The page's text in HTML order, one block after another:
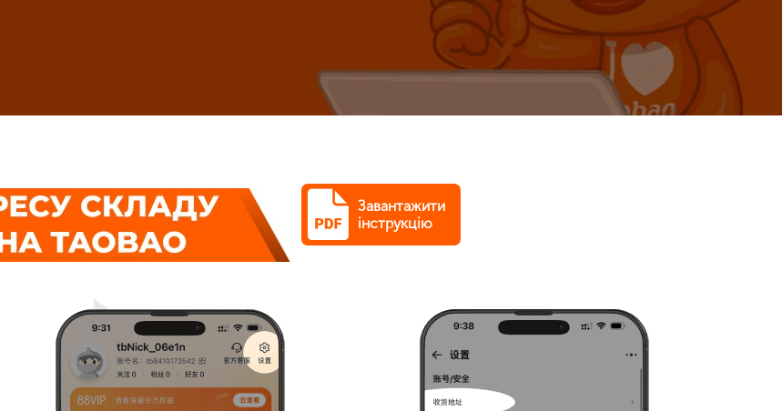
Завантажити
інструкцію